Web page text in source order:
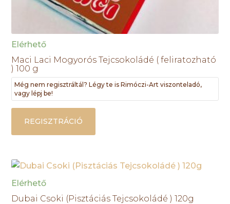
Elérhető
Maci Laci Mogyorós Tejcsokoládé ( feliratozható
) 100 g
Még nem regisztráltál? Légy te is Rimóczi-Art viszonteladó,
vagy lépj be!
REGISZTRÁCIÓ
Elérhető
Dubai Csoki (Pisztáciás Tejcsokoládé ) 120g